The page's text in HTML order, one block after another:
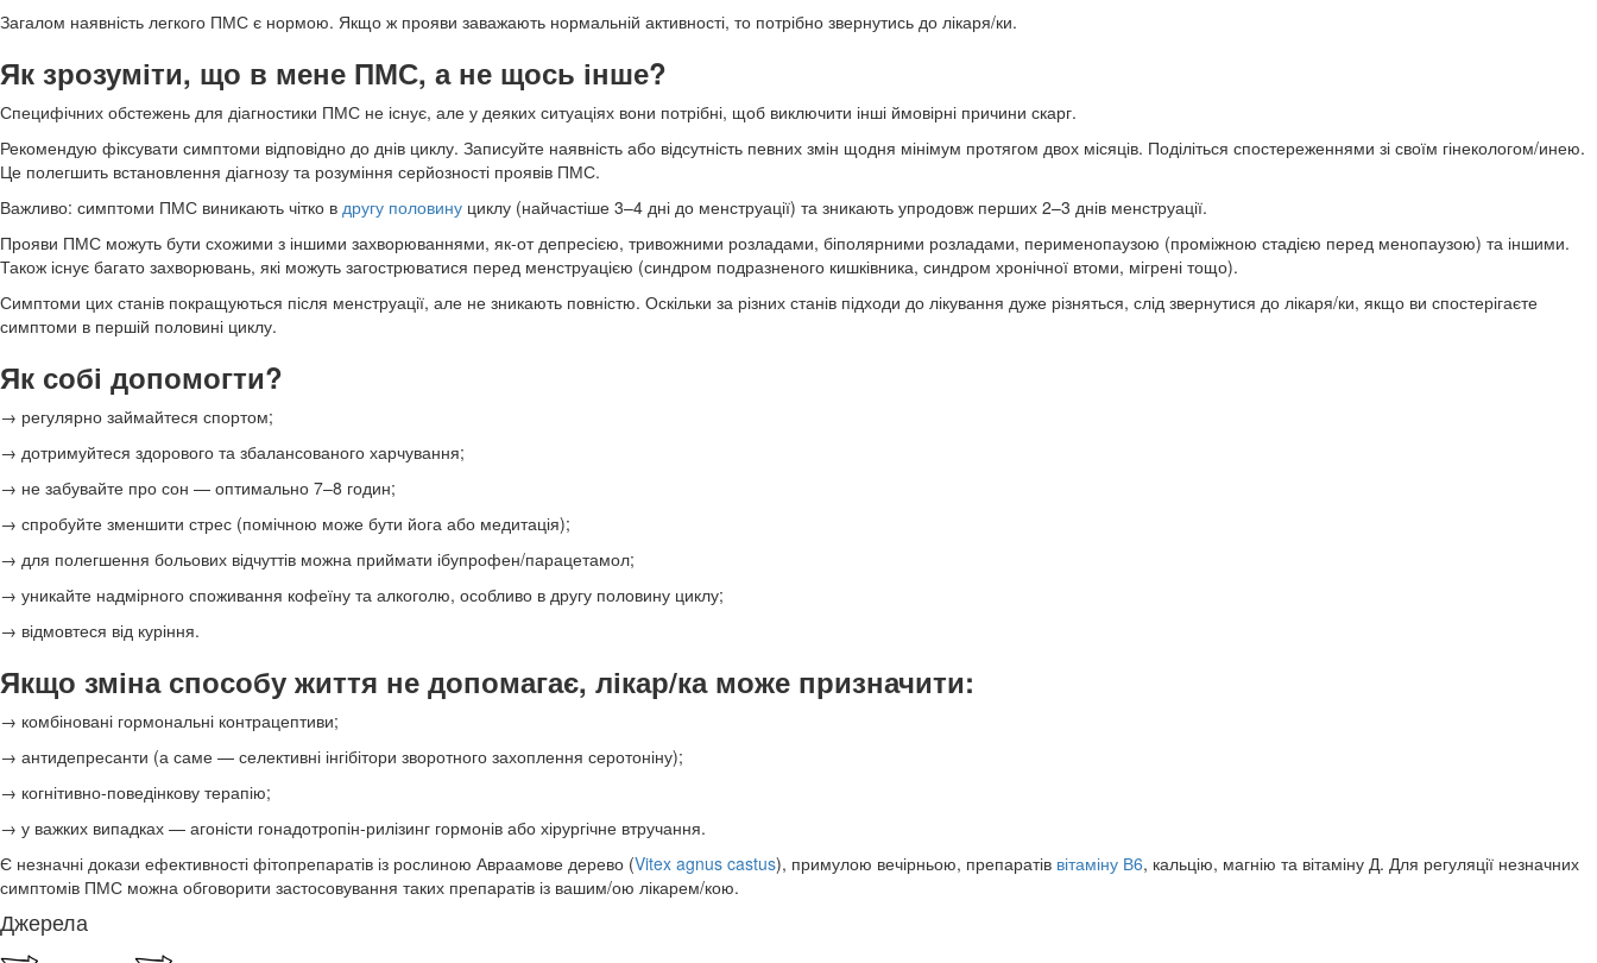
Загалом наявність легкого ПМС є нормою. Якщо ж прояви заважають нормальній активності, то потрібно звернутись до лікаря/ки.
Як зрозуміти, що в мене ПМС, а не щось інше?
Специфічних обстежень для діагностики ПМС не існує, але у деяких ситуаціях вони потрібні, щоб виключити інші ймовірні причини скарг.
Рекомендую фіксувати симптоми відповідно до днів циклу. Записуйте наявність або відсутність певних змін щодня мінімум протягом двох місяців. Поділіться спостереженнями зі своїм гінекологом/инею.
Це полегшить встановлення діагнозу та розуміння серйозності проявів ПМС.
Важливо: симптоми ПМС виникають чітко в другу половину циклу (найчастіше 3–4 дні до менструації) та зникають упродовж перших 2–3 днів менструації.
Прояви ПМС можуть бути схожими з іншими захворюваннями, як-от депресією, тривожними розладами, біполярними розладами, перименопаузою (проміжною стадією перед менопаузою) та іншими.
Також існує багато захворювань, які можуть загострюватися перед менструацією (синдром подразненого кишківника, синдром хронічної втоми, мігрені тощо).
Симптоми цих станів покращуються після менструації, але не зникають повністю. Оскільки за різних станів підходи до лікування дуже різняться, слід звернутися до лікаря/ки, якщо ви спостерігаєте
симптоми в першій половині циклу.
Як собі допомогти?
→ регулярно займайтеся спортом;
→ дотримуйтеся здорового та збалансованого харчування;
→ не забувайте про сон — оптимально 7–8 годин;
→ спробуйте зменшити стрес (помічною може бути йога або медитація);
→ для полегшення больових відчуттів можна приймати ібупрофен/парацетамол;
→ уникайте надмірного споживання кофеїну та алкоголю, особливо в другу половину циклу;
→ відмовтеся від куріння.
Якщо зміна способу життя не допомагає, лікар/ка може призначити:
→ комбіновані гормональні контрацептиви;
→ антидепресанти (а саме — селективні інгібітори зворотного захоплення серотоніну);
→ когнітивно-поведінкову терапію;
→ у важких випадках — агоністи гонадотропін-рилізинг гормонів або хірургічне втручання.
Є незначні докази ефективності фітопрепаратів із рослиною Авраамове дерево (Vitex agnus castus), примулою вечірньою, препаратів вітаміну В6, кальцію, магнію та вітаміну Д. Для регуляції незначних
симптомів ПМС можна обговорити застосовування таких препаратів із вашим/ою лікарем/кою.
Джерела